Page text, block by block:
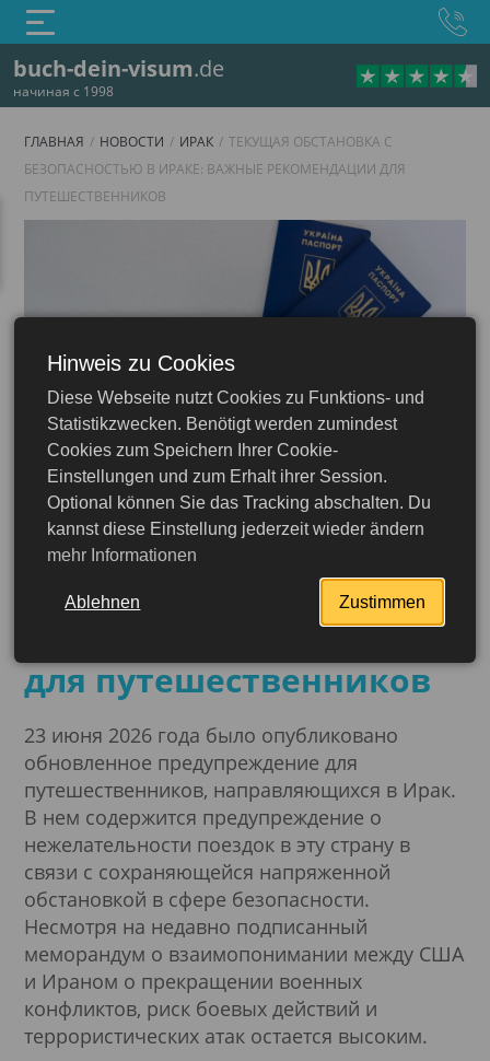
buch-dein-visum.de
начиная с 1998
Ирак
ГЛАВНАЯ НОВОСТИ ИРАК
ТЕКУЩАЯ ОБСТАНОВКА С
БЕЗОПАСНОСТЬЮ В ИРАКЕ: ВАЖНЫЕ РЕКОМЕНДАЦИИ ДЛЯ
ПУТЕШЕСТВЕННИКОВ
23.06.2026
Текущая обстановка с
безопасностью в Ираке:
важные рекомендации
для путешественников
23 июня 2026 года было опубликовано
обновленное предупреждение для
путешественников, направляющихся в Ирак.
В нем содержится предупреждение о
нежелательности поездок в эту страну в
связи с сохраняющейся напряженной
обстановкой в сфере безопасности.
Несмотря на недавно подписанный
меморандум о взаимопонимании между США
и Ираном о прекращении военных
конфликтов, риск боевых действий и
террористических атак остается высоким.
Hinweis zu Cookies
Diese Webseite nutzt Cookies zu Funktions- und
Statistikzwecken. Benötigt werden zumindest
Cookies zum Speichern Ihrer Cookie-
Einstellungen und zum Erhalt ihrer Session.
Optional können Sie das Tracking abschalten. Du
kannst diese Einstellung jederzeit wieder ändern
mehr Informationen
Ablehnen Zustimmen